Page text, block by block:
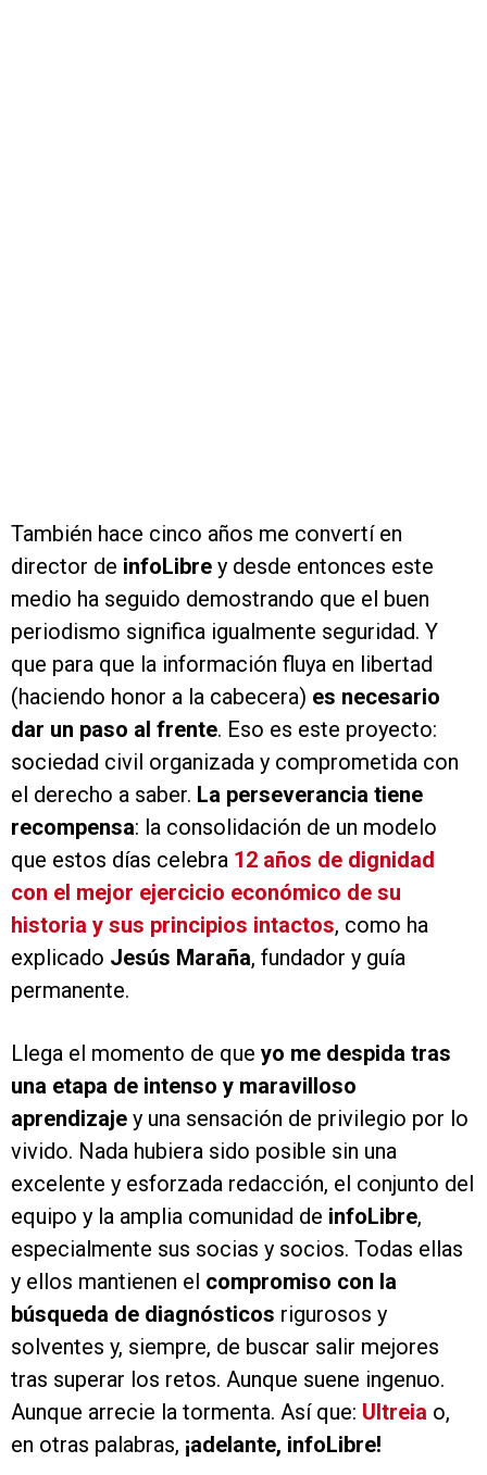
También hace cinco años me convertí en
director de infoLibre y desde entonces este
medio ha seguido demostrando que el buen
periodismo significa igualmente seguridad. Y
que para que la información fluya en libertad
(haciendo honor a la cabecera) es necesario
dar un paso al frente. Eso es este proyecto:
sociedad civil organizada y comprometida con
el derecho a saber. La perseverancia tiene
recompensa: la consolidación de un modelo
que estos días celebra 12 años de dignidad
con el mejor ejercicio económico de su
historia y sus principios intactos, como ha
explicado Jesús Maraña, fundador y guía
permanente.
Llega el momento de que yo me despida tras
una etapa de intenso y maravilloso
aprendizaje y una sensación de privilegio por lo
vivido. Nada hubiera sido posible sin una
excelente y esforzada redacción, el conjunto del
equipo y la amplia comunidad de infoLibre,
especialmente sus socias y socios. Todas ellas
y ellos mantienen el compromiso con la
búsqueda de diagnósticos rigurosos y
solventes y, siempre, de buscar salir mejores
tras superar los retos. Aunque suene ingenuo.
Aunque arrecie la tormenta. Así que: Ultreia o,
en otras palabras, ¡adelante, infoLibre!